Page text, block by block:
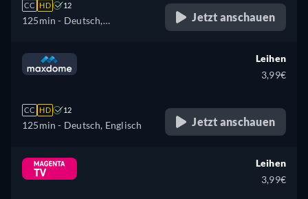
CC HD 12
125min - Deutsch,
Spanisch, Französisch,
Ungarisch, Italienisch,
Jetzt anschauen
CC HD 12
125min - Deutsch, Englisch
Leihen
3,99€
Jetzt anschauen
Leihen
3,99€